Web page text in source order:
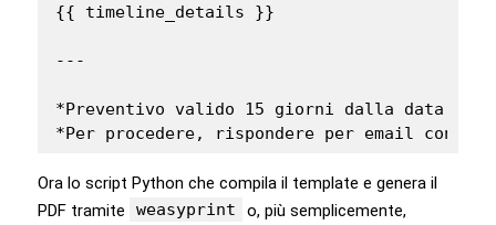
{{ timeline_details }}
---
*Preventivo valido 15 giorni dalla data di
*Per procedere, rispondere per email con
Ora lo script Python che compila il template e genera il
PDF tramite
weasyprint
o, più semplicemente,